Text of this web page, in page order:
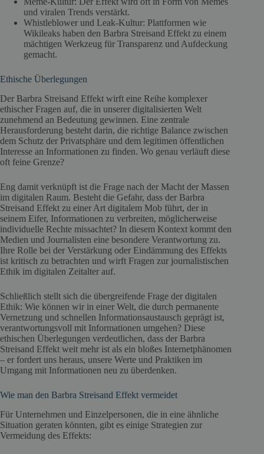
und viralen Trends verstärkt.
Whistleblower und Leak-Kultur: Plattformen wie
Wikileaks haben den Barbra Streisand Effekt zu einem
mächtigen Werkzeug für Transparenz und Aufdeckung
gemacht.
Ethische Überlegungen
Der Barbra Streisand Effekt wirft eine Reihe komplexer
ethischer Fragen auf, die in unserer digitalisierten Welt
zunehmend an Bedeutung gewinnen. Eine zentrale
Herausforderung besteht darin, die richtige Balance zwischen
dem Schutz der Privatsphäre und dem legitimen öffentlichen
Interesse an Informationen zu finden. Wo genau verläuft diese
oft feine Grenze?
Eng damit verknüpft ist die Frage nach der Macht der Massen
im digitalen Raum. Besteht die Gefahr, dass der Barbra
Streisand Effekt zu einer Art digitalem Mob führt, der in
seinem Eifer, Informationen zu verbreiten, möglicherweise
individuelle Rechte missachtet? In diesem Kontext kommt den
Medien und Journalisten eine besondere Verantwortung zu.
Ihre Rolle bei der Verstärkung oder Eindämmung des Effekts
ist kritisch zu betrachten und wirft Fragen zur journalistischen
Ethik im digitalen Zeitalter auf.
Schließlich stellt sich die übergreifende Frage der digitalen
Ethik: Wie können wir in einer Welt, die durch permanente
Vernetzung und schnellen Informationsaustausch geprägt ist,
verantwortungsvoll mit Informationen umgehen? Diese
ethischen Überlegungen verdeutlichen, dass der Barbra
Streisand Effekt weit mehr ist als ein bloßes Internetphänomen
– er fordert uns heraus, unsere Werte und Praktiken im
Umgang mit Informationen neu zu überdenken.
Wie man den Barbra Streisand Effekt vermeidet
Für Unternehmen und Einzelpersonen, die in eine ähnliche
Situation geraten könnten, gibt es einige Strategien zur
Vermeidung des Effekts: